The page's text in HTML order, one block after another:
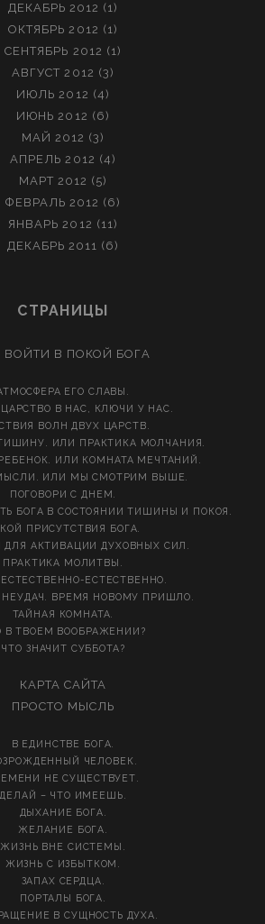
ДЕКАБРЬ 2012 (1)
ОКТЯБРЬ 2012 (1)
СЕНТЯБРЬ 2012 (1)
АВГУСТ 2012 (3)
ИЮЛЬ 2012 (4)
ИЮНЬ 2012 (6)
МАЙ 2012 (3)
АПРЕЛЬ 2012 (4)
МАРТ 2012 (5)
ФЕВРАЛЬ 2012 (6)
ЯНВАРЬ 2012 (11)
ДЕКАБРЬ 2011 (6)
СТРАНИЦЫ
ВОЙТИ В ПОКОЙ БОГА
ЕГО СЛАВЫ.
ЦАРСТВО В НАС, КЛЮЧИ У НАС.
ВОЛН ДВУХ ЦАРСТВ.
ИЛИ ПРАКТИКА МОЛЧАНИЯ.
ИЛИ КОМНАТА МЕЧТАНИЙ.
ИЛИ МЫ СМОТРИМ ВЫШЕ.
ПОГОВОРИ С ДНЕМ.
БОГА В СОСТОЯНИИ ТИШИНЫ И ПОКОЯ.
ПРИСУТСТВИЯ БОГА.
ДЛЯ АКТИВАЦИИ ДУХОВНЫХ СИЛ.
ПРАКТИКА МОЛИТВЫ.
ЕСТЕСТВЕННО.
НЕУДАЧ. ВРЕМЯ НОВОМУ ПРИШЛО.
ТАЙНАЯ КОМНАТА.
В ТВОЕМ ВООБРАЖЕНИИ?
ЧТО ЗНАЧИТ СУББОТА?
КАРТА САЙТА
ПРОСТО МЫСЛЬ
В ЕДИНСТВЕ БОГА.
ЧЕЛОВЕК.
НЕ СУЩЕСТВУЕТ.
ДЕЛАЙ – ЧТО ИМЕЕШЬ.
ДЫХАНИЕ БОГА.
ЖЕЛАНИЕ БОГА.
ЖИЗНЬ ВНЕ СИСТЕМЫ.
ЖИЗНЬ С ИЗБЫТКОМ.
ЗАПАХ СЕРДЦА.
ПОРТАЛЫ БОГА.
В СУЩНОСТЬ ДУХА.